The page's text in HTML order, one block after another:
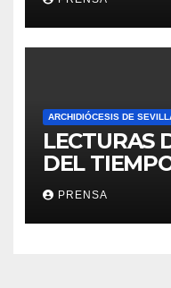
ARCHIDIÓCESIS DE
LECTURAS
DEL
PRENSA